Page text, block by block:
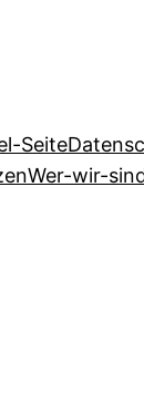
Seite
Wer-wir-